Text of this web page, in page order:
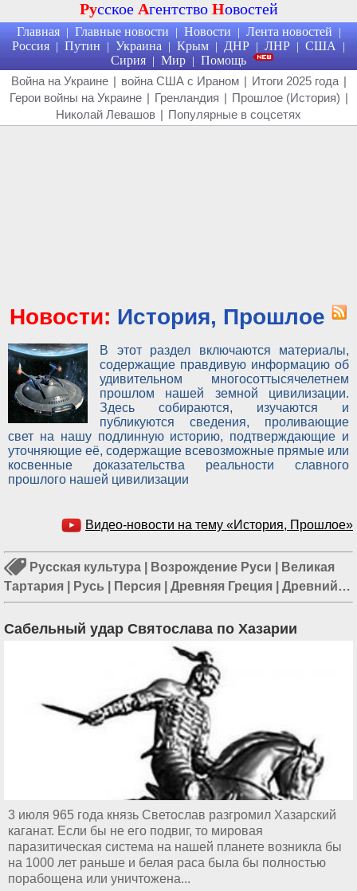
Русское Агентство Новостей
Главная | Главные новости | Новости | Лента новостей |
Россия | Путин | Украина | Крым | ДНР | ЛНР | США |
Сирия | Мир | Помощь
Война на Украине | война США с Ираном | Итоги 2025 года |
Герои войны на Украине | Гренландия | Прошлое (История) |
Николай Левашов | Популярные в соцсетях
Новости: История, Прошлое
В этот раздел включаются материалы,
содержащие правдивую информацию об
удивительном многосоттысячелетнем
прошлом нашей земной цивилизации.
Здесь собираются, изучаются и
публикуются сведения, проливающие
свет на нашу подлинную историю, подтверждающие и
уточняющие её, содержащие всевозможные прямые или
косвенные доказательства реальности славного
прошлого нашей цивилизации
Видео-новости на тему «История, Прошлое»
Русская культура Возрождение Руси
Великая
Тартария
Русь Персия Древняя Греция
Древний
Египет|Современная русская культура|Древность|
Древние цивилизации|Древние артефакты|Русская
Сабельный удар Святослава по Хазарии
3 июля 965 года князь Светослав разгромил Хазарский
каганат. Если бы не его подвиг, то мировая
паразитическая система на нашей планете возникла бы
на 1000 лет раньше и белая раса была бы полностью
порабощена или уничтожена...